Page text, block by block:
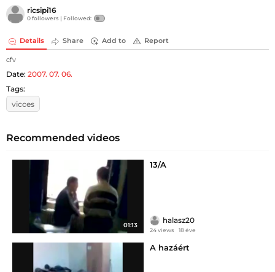
ricsipi16
0 followers | Followed:
Details Share Add to Report
cfv
Date: 2007. 07. 06.
Tags:
vicces
Recommended videos
01:13
13/A
halasz20
24 views 18 éve
A hazáért